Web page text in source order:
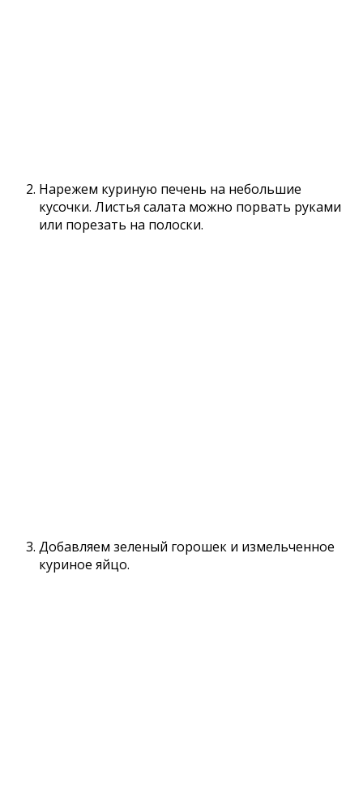
Нарежем куриную печень на небольшие
кусочки. Листья салата можно порвать руками
или порезать на полоски.
Добавляем зеленый гоpошек и измельченное
куриное яйцо.